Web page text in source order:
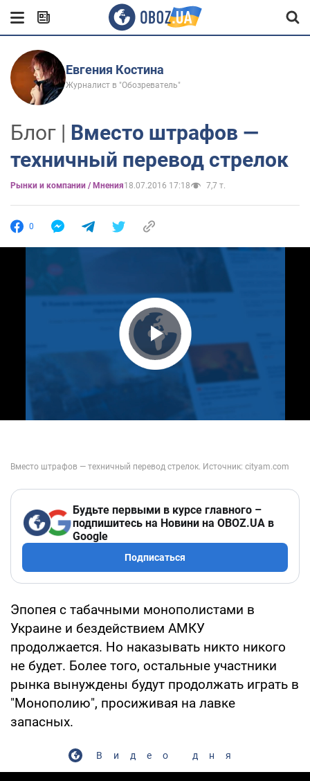
Евгения Костина
Журналист в "Обозреватель"
Блог | Вместо штрафов —
техничный перевод стрелок
Рынки и компании / Мнения18.07.2016 17:18 7,7 т.
0
Play Video
Будьте первыми в курсе главного –
подпишитесь на Новини на OBOZ.UA в
Google
Подписаться
Эпопея с табачными монополистами в
Украине и бездействием АМКУ
продолжается. Но наказывать никто никого
не будет. Более того, остальные участники
рынка вынуждены будут продолжать играть в
"Монополию", просиживая на лавке
запасных.
Видео дня